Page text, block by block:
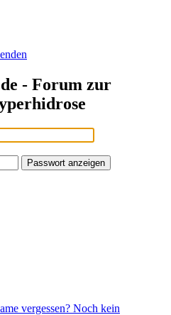
- Forum zur
Passwort anzeigen
vergessen? Noch kein